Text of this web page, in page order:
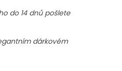
do 14 dnů pošlete
dárkovém